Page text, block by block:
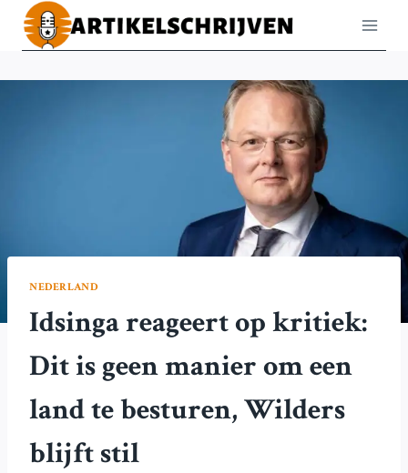
Doorgaan
naar
NEDERLAND
Idsinga reageert op kritiek:
Dit is geen manier om een
land te besturen, Wilders
blijft stil